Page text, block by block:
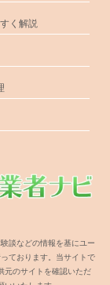
く解説
談などの情報を基にユー
ております。当サイトで
元のサイトを確認いただ